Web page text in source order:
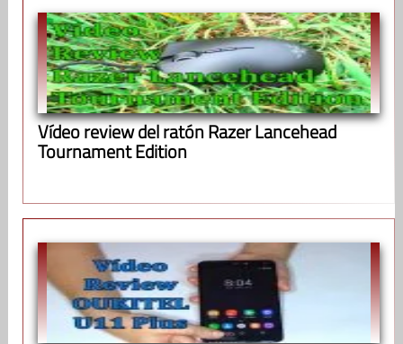
Vídeo review del ratón Razer Lancehead
Tournament Edition